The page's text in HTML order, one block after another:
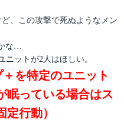
、この攻撃で死ぬようなメン
な…
ットが2人はほしい。
を特定のユニット
眠っている場合はス
行動）